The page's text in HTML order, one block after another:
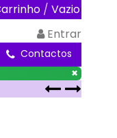
/ Vazio
Entrar
Contactos
×